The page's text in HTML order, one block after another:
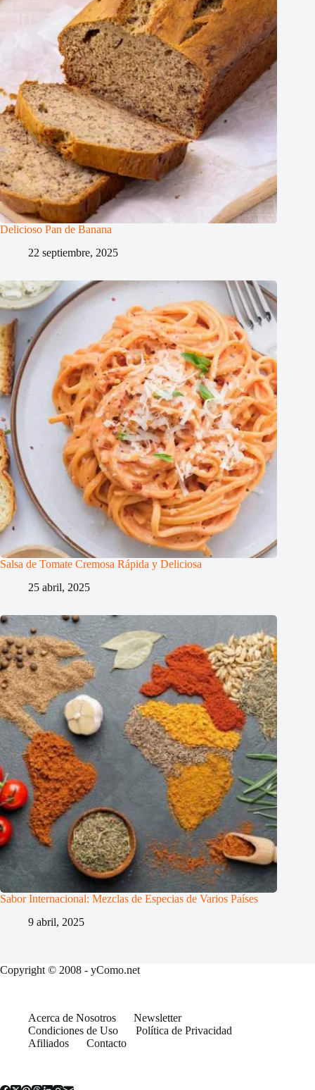
Delicioso Pan de Banana
22 septiembre, 2025
Salsa de Tomate Cremosa Rápida y Deliciosa
25 abril, 2025
Sabor Internacional: Mezclas de Especias de Varios Países
9 abril, 2025
Copyright © 2008 - yComo.net
Acerca de Nosotros
Newsletter
Condiciones de Uso
Política de Privacidad
Afiliados
Contacto